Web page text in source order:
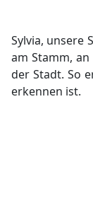
Sylvia, unsere
am Stamm,
der Stadt. So
erkennen ist.